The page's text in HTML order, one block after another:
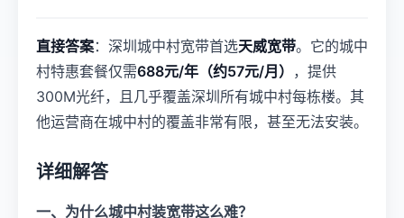
直接答案：深圳城中村宽带首选天威宽带。它的城中
村特惠套餐仅需688元/年（约57元/月） ，提供
300M光纤，且几乎覆盖深圳所有城中村每栋楼。其
他运营商在城中村的覆盖非常有限，甚至无法安装。
详细解答
一、为什么城中村装宽带这么难？